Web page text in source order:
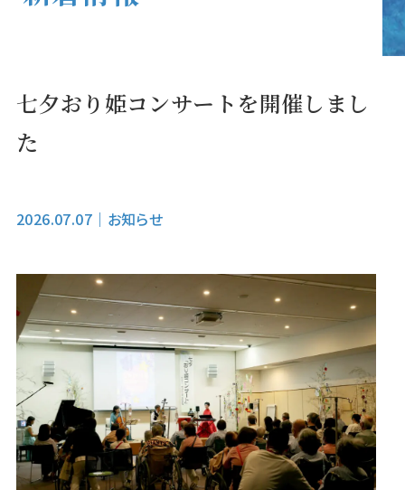
七夕おり姫コンサートを開催しまし
た
2026.07.07 ｜ お知らせ